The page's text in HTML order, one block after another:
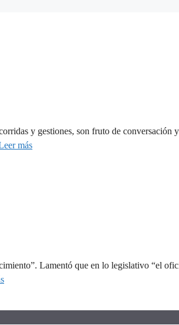
y gestiones, son fruto de conversación
más
Lamentó que en lo legislativo “el